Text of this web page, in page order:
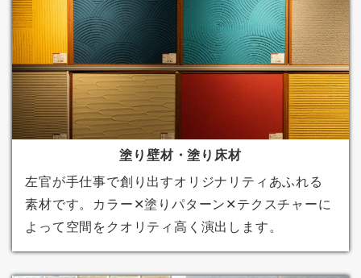
塗り壁材・塗り床材
左官が手仕事で創り出すオリジナリティあふれる
素材です。カラー✕塗りパターン✕テクスチャーに
よって空間をクオリティ高く演出します。